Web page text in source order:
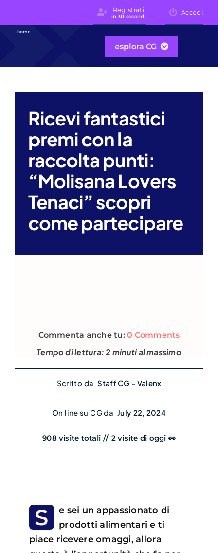
content
Registrati
in 30 secondi
Accedi
esplora CG
home
Ricevi fantastici
premi con la
raccolta punti:
“Molisana Lovers
Tenaci” scopri
come partecipare
Commenta anche tu:0 Comments
Tempo di lettura: 2 minuti al massimo
Scritto da Staff CG - Valenx
On line su CG da July 22, 2024
908 visite totali // 2 visite di oggi 👀
S
e sei un appassionato di
prodotti alimentari e ti
piace ricevere omaggi, allora